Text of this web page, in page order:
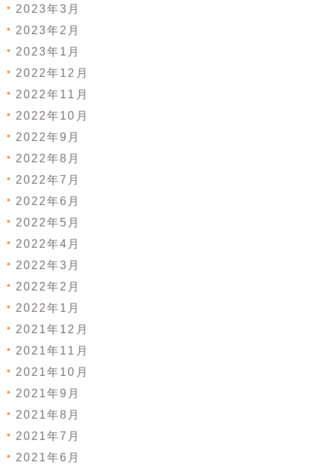
2023年3月
2023年2月
2023年1月
2022年12月
2022年11月
2022年10月
2022年9月
2022年8月
2022年7月
2022年6月
2022年5月
2022年4月
2022年3月
2022年2月
2022年1月
2021年12月
2021年11月
2021年10月
2021年9月
2021年8月
2021年7月
2021年6月